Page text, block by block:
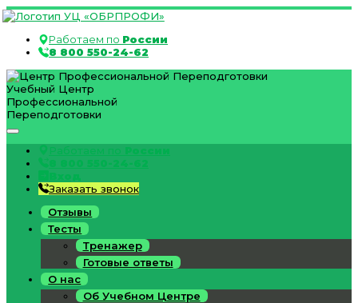
Работаем по России
8 800 550-24-62
Учебный Центр
Профессиональной
Переподготовки
Работаем по России
8 800 550-24-62
Вход
Заказать звонок
Отзывы
Тесты
Тренажер
Готовые ответы
О нас
Об Учебном Центре